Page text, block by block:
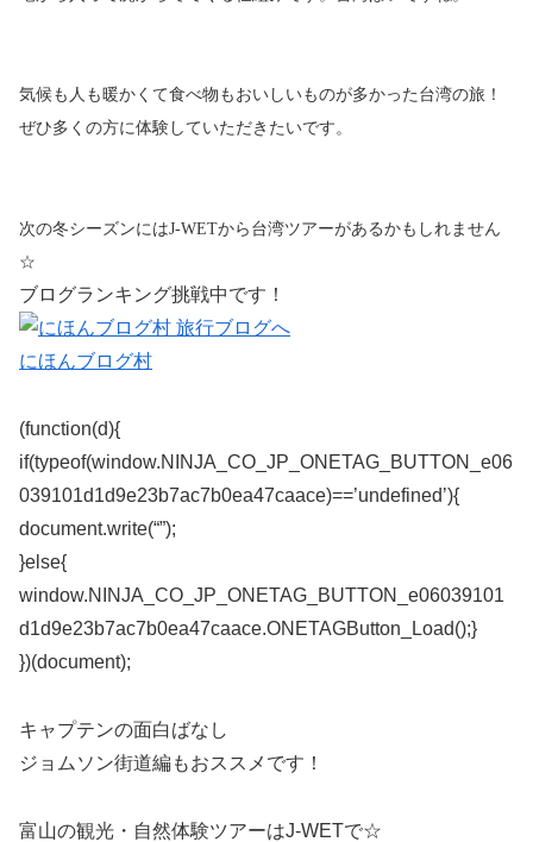
気候も人も暖かくて食べ物もおいしいものが多かった台湾の旅！
ぜひ多くの方に体験していただきたいです。
次の冬シーズンにはJ-WETから台湾ツアーがあるかもしれません
☆
ブログランキング挑戦中です！
にほんブログ村
(function(d){
if(typeof(window.NINJA_CO_JP_ONETAG_BUTTON_e06
039101d1d9e23b7ac7b0ea47caace)==’undefined’){
document.write(“”);
}else{
window.NINJA_CO_JP_ONETAG_BUTTON_e06039101
d1d9e23b7ac7b0ea47caace.ONETAGButton_Load();}
})(document);
キャプテンの面白ばなし
ジョムソン街道編もおススメです！
富山の観光・自然体験ツアーはJ-WETで☆